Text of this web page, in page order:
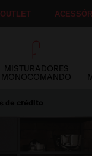
OUTLET
MISTURADORES
MONOCOMANDO